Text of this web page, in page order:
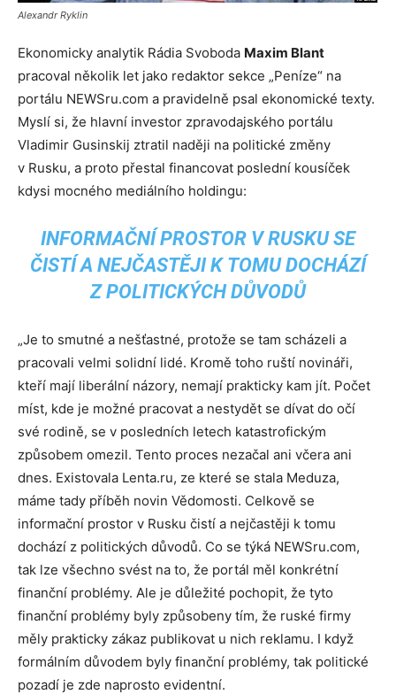
Alexandr Ryklin
Ekonomicky analytik Rádia Svoboda Maxim Blant
pracoval několik let jako redaktor sekce „Peníze“ na
portálu NEWSru.com a pravidelně psal ekonomické texty.
Myslí si, že hlavní investor zpravodajského portálu
Vladimir Gusinskij ztratil naději na politické změny
v Rusku, a proto přestal financovat poslední kousíček
kdysi mocného mediálního holdingu:
INFORMAČNÍ PROSTOR V RUSKU SE
ČISTÍ A NEJČASTĚJI K TOMU DOCHÁZÍ
Z POLITICKÝCH DŮVODŮ
„Je to smutné a nešťastné, protože se tam scházeli a
pracovali velmi solidní lidé. Kromě toho ruští novináři,
kteří mají liberální názory, nemají prakticky kam jít. Počet
míst, kde je možné pracovat a nestydět se dívat do očí
své rodině, se v posledních letech katastrofickým
způsobem omezil. Tento proces nezačal ani včera ani
dnes. Existovala Lenta.ru, ze které se stala Meduza,
máme tady příběh novin Vědomosti. Celkově se
informační prostor v Rusku čistí a nejčastěji k tomu
dochází z politických důvodů. Co se týká NEWSru.com,
tak lze všechno svést na to, že portál měl konkrétní
finanční problémy. Ale je důležité pochopit, že tyto
finanční problémy byly způsobeny tím, že ruské firmy
měly prakticky zákaz publikovat u nich reklamu. I když
formálním důvodem byly finanční problémy, tak politické
pozadí je zde naprosto evidentní.